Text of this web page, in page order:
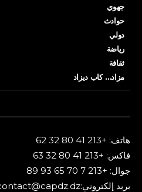
جهوي
حوادث
دولي
رياضة
ثقافة
مزاد… كاب ديزاد
هاتف: +213 41 80 32 62
فاكس: +213 41 80 32 63
جوال: +213 7 70 65 93 89
بريد إلكتروني:contact@capdz.dz